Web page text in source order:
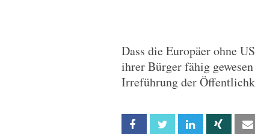
Dass die Europäer ohne
ihrer Bürger fähig
Irreführung der
Facebook Twitter Linkedin Xing